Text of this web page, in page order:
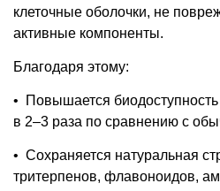
клеточные оболочки, не
активные компоненты.
Благодаря этому:
•
Повышается
в 2–3 раза по сравнению с
• Сохраняется натуральная
тритерпенов, флавоноидов,